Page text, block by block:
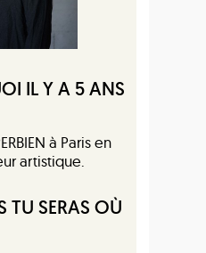
IL Y A 5 ANS
à Paris en
artistique.
TU SERAS OÙ